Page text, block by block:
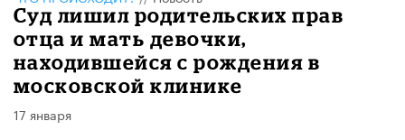
Суд лишил родительских прав
отца и мать девочки,
находившейся с рождения в
московской клинике
17 января